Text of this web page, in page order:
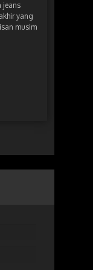
jeans
yang
musim